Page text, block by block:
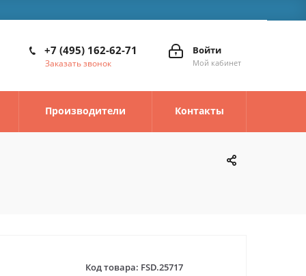
Войти
Мой кабинет
+7 (495) 162-62-71
Заказать звонок
Производители Контакты
Код товара: FSD.25717